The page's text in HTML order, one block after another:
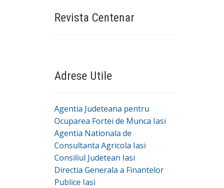
Revista Centenar
Adrese Utile
Agentia Judeteana pentru
Ocuparea Fortei de Munca Iasi
Agentia Nationala de
Consultanta Agricola Iasi
Consiliul Judetean Iasi
Directia Generala a Finantelor
Publice Iasi